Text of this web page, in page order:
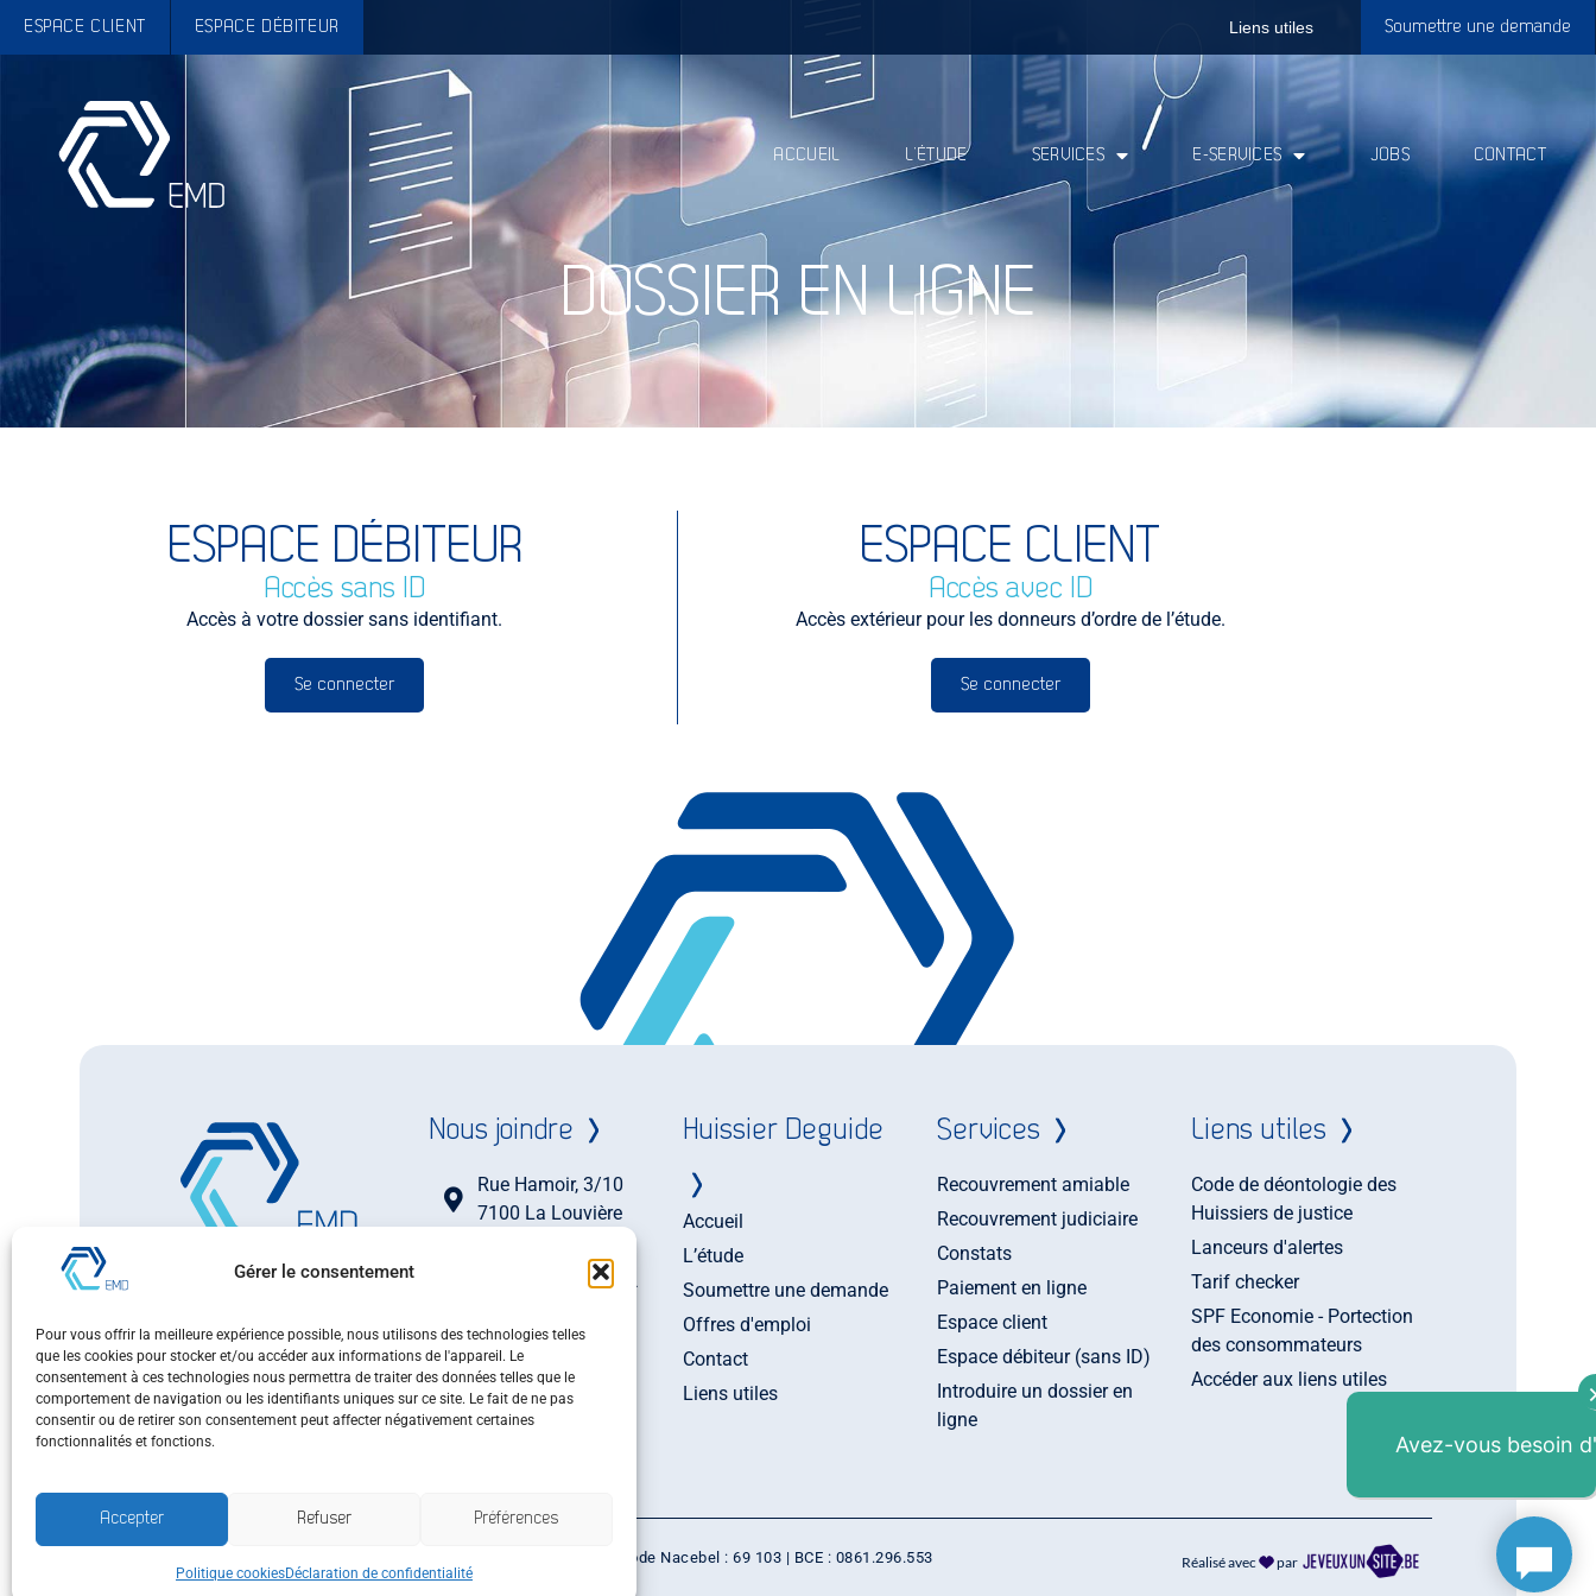
Gérer le consentement
Pour vous offrir la meilleure expérience possible, nous utilisons des technologies telles
que les cookies pour stocker et/ou accéder aux informations de l'appareil. Le
consentement à ces technologies nous permettra de traiter des données telles que le
comportement de navigation ou les identifiants uniques sur ce site. Le fait de ne pas
consentir ou de retirer son consentement peut affecter négativement certaines
fonctionnalités et fonctions.
Accepter Refuser Préférences
Politique cookiesDéclaration de confidentialité
Avez-vous besoin
ESPACE CLIENT ESPACE DÉBITEUR Liens utiles Soumettre une demande
ACCUEIL L’ÉTUDE SERVICES E-SERVICES JOBS CONTACT
DOSSIER EN LIGNE
ESPACE DÉBITEUR
Accès sans ID
Accès à votre dossier sans identifiant.
Se connecter
ESPACE CLIENT
Accès avec ID
Accès extérieur pour les donneurs d’ordre de l’étude.
Se connecter
L’Etude de l’Huissier de
a été créée en 2003 et
est depuis lors
installée dans le centre
de la Ville de La
Louvière.
Nous joindre
Rue Hamoir, 3/10
7100 La Louvière
+32 (0)64 26 32 04
deguide.be
Huissier Deguide
Accueil
L’étude
Soumettre une demande
Offres d'emploi
Contact
Liens utiles
Services
Recouvrement amiable
Recouvrement judiciaire
Constats
Paiement en ligne
Espace client
Espace débiteur (sans ID)
Introduire un dossier en
ligne
Liens utiles
Code de déontologie des
Huissiers de justice
Lanceurs d'alertes
Tarif checker
SPF Economie - Portection
des consommateurs
Accéder aux liens utiles
| Code Nacebel : 69 103 | BCE : 0861.296.553 Réalisé avec par